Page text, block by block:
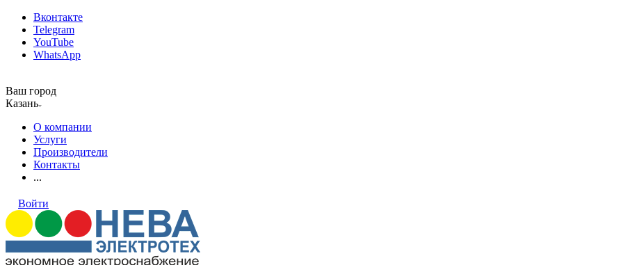
Вконтакте
Telegram
YouTube
WhatsApp
Ваш город
Казань
О компании
Услуги
Производители
Контакты
...
Войти